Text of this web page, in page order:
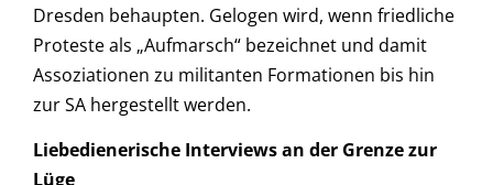
Dresden behaupten. Gelogen wird, wenn friedliche
Proteste als „Aufmarsch“ bezeichnet und damit
Assoziationen zu militanten Formationen bis hin
zur SA hergestellt werden.
Liebedienerische Interviews an der Grenze zur
Lüge